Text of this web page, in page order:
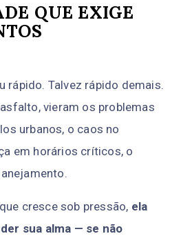
QUE EXIGE
rápido. Talvez rápido demais.
vieram os problemas
urbanos, o caos no
em horários críticos, o
cresce sob pressão, ela
sua alma — se não